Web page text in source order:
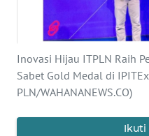
Inovasi Hijau ITPLN Raih
Sabet Gold Medal di
PLN/WAHANANEWS.CO)
Ikuti
INFO
IKLAN
TENTANG